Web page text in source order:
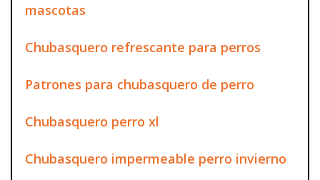
mascotas
Chubasquero refrescante para perros
Patrones para chubasquero de perro
Chubasquero perro xl
Chubasquero impermeable perro invierno